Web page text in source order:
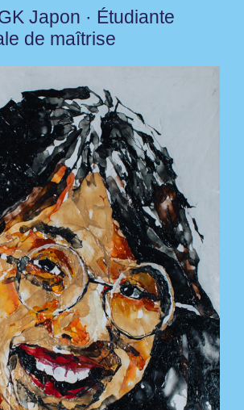
Japon · Étudiante
de maîtrise